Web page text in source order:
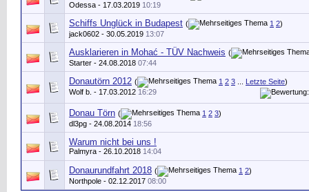
Odessa - 17.03.2019 10:19
Schiffs Unglück in Budapest ( 1 2)
jack0602 - 30.05.2019 13:07
Ausklarieren in Mohać - TÜV Nachweis (
Starter - 24.08.2018 07:44
Donautörn 2012 ( 1 2 3 Letzte Seite)
Wolf b. - 17.03.2012 16:29
Donau Törn ( 1 2 3)
dl3pg - 24.08.2014 18:56
Warum nicht bei uns !
Palmyra - 26.10.2018 14:04
Donaurundfahrt 2018 ( 1 2)
Northpole - 02.12.2017 08:00